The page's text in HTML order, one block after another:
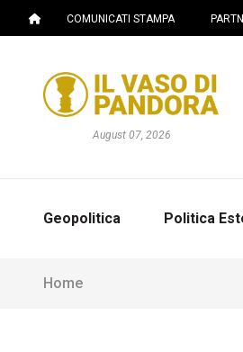
COMUNICATI STAMPA
August 07, 2026
Geopolitica Politica
Home